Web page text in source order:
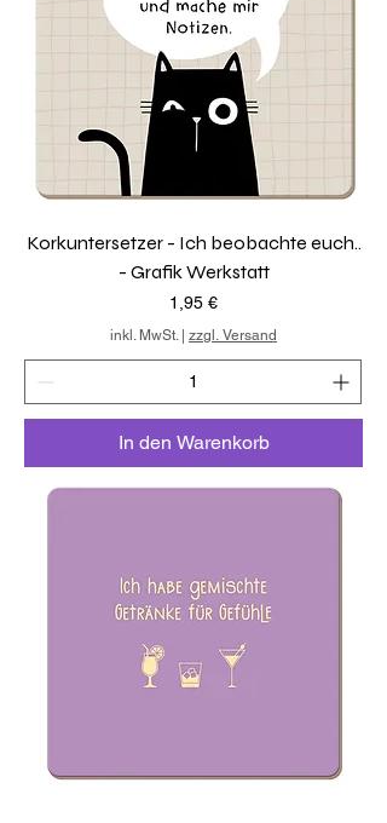
Korkuntersetzer - Ich beobachte euch..
- Grafik Werkstatt
Preis
1,95 €
inkl. MwSt.| zzgl. Versand
In den Warenkorb